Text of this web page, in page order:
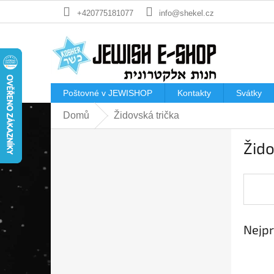
+420775181077 info@shekel.cz
Poštovné v JEWISHOP Kontakty Svátky
Domů Židovská trička